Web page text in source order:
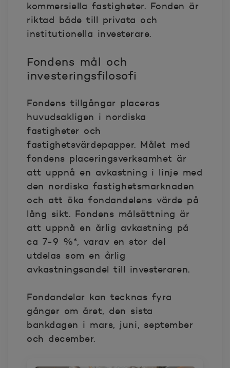
kommersiella fastigheter. Fonden är
riktad både till privata och
institutionella investerare.
Fondens mål och
investeringsfilosofi
Fondens tillgångar placeras
huvudsakligen i nordiska
fastigheter och
fastighetsvärdepapper. Målet med
fondens placeringsverksamhet är
att uppnå en avkastning i linje med
den nordiska fastighetsmarknaden
och att öka fondandelens värde på
lång sikt. Fondens målsättning är
att uppnå en årlig avkastning på
ca 7-9 %*, varav en stor del
utdelas som en årlig
avkastningsandel till investeraren.
Fondandelar kan tecknas fyra
gånger om året, den sista
bankdagen i mars, juni, september
och december.